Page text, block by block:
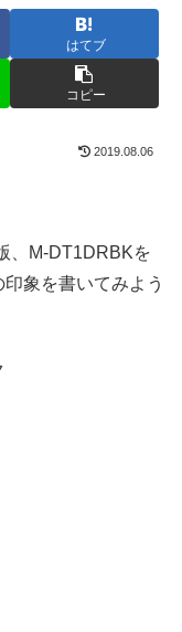
はてブ
コピー
2019.08.06
、M-DT1DRBKを
象を書いてみよう